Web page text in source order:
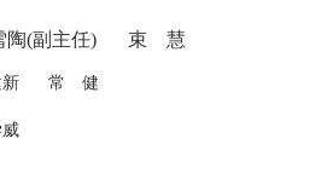
陶(副主任) 束 慧
常 健